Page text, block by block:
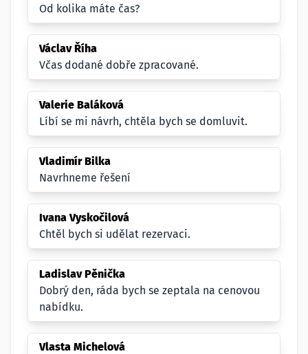
Od kolika máte čas?
Václav Říha
Včas dodané dobře zpracované.
Valerie Baláková
Líbí se mi návrh, chtěla bych se domluvit.
Vladimír Bilka
Navrhneme řešení
Ivana Vyskočilová
Chtěl bych si udělat rezervaci.
Ladislav Pěnička
Dobrý den, ráda bych se zeptala na cenovou
nabídku.
Vlasta Michelová